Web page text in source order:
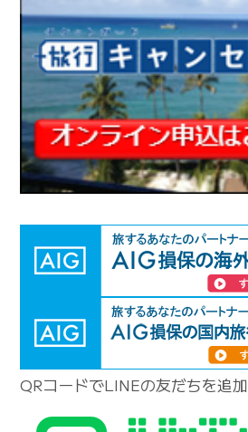
QRコードでLINEの友だちを追加